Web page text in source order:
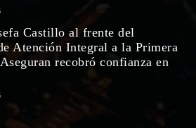
Castillo al frente del
Atención Integral a la Primera
recobró confianza en